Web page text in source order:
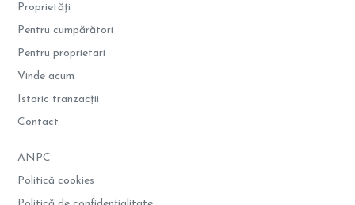
Proprietăți
Pentru cumpărători
Pentru proprietari
Vinde acum
Istoric tranzacții
Contact
ANPC
Politică cookies